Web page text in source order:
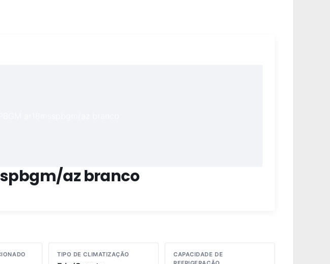
az branco
TIPO DE CLIMATIZAÇÃO
CAPACIDADE DE